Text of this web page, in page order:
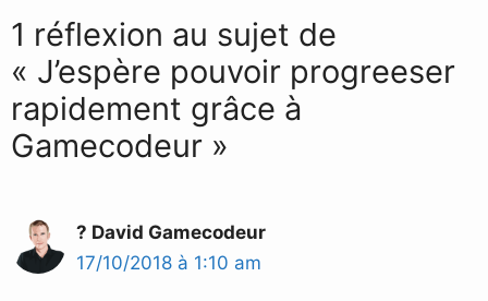
1 réflexion au sujet de
« J’espère pouvoir progreeser
rapidement grâce à
Gamecodeur »
? David Gamecodeur
17/10/2018 à 1:10 am